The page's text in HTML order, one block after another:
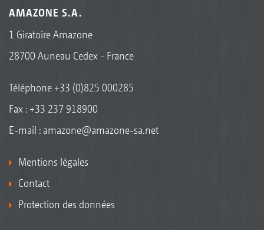
AMAZONE S.A.
1 Giratoire Amazone
28700 Auneau Cedex - France
Téléphone+33 (0)825 000285
Fax : +33 237 918900
E-mail : amazone@amazone-sa.net
Mentions légales
Contact
Protection des données